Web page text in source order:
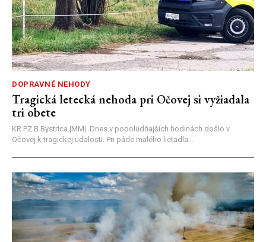
DOPRAVNÉ NEHODY
Tragická letecká nehoda pri Očovej si vyžiadala
tri obete
KR PZ B.Bystrica |MM| Dnes v popoludňajších hodinách došlo v
Očovej k tragickej udalosti. Pri páde malého lietadla...